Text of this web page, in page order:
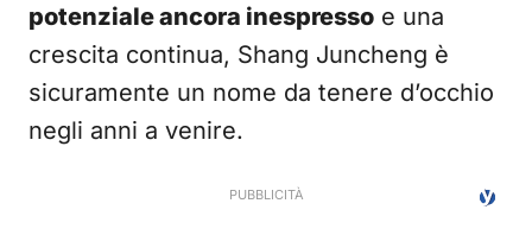
potenziale ancora inespresso e una
crescita continua, Shang Juncheng è
sicuramente un nome da tenere d’occhio
negli anni a venire.